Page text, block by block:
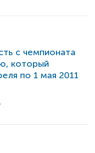
с чемпионата
который
по 1 мая 2011